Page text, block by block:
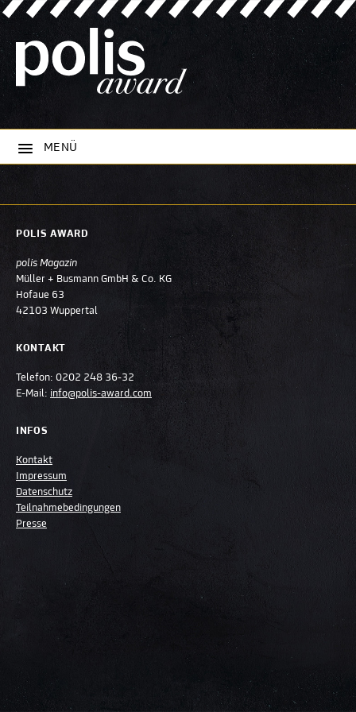
MENÜ
POLIS AWARD
polis Magazin
Müller + Busmann GmbH & Co. KG
Hofaue 63
42103 Wuppertal
KONTAKT
Telefon: 0202 248 36-32
E-Mail: info@polis-award.com
INFOS
Kontakt
Impressum
Datenschutz
Teilnahmebedingungen
Presse